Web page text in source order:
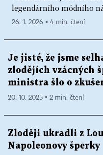
legendárního módního
26. 1. 2026 ▪ 4 min. čtení
Je jisté, že jsme
zlodějích vzácných
ministra šlo o
20. 10. 2025 ▪ 2 min. čtení
Zloději ukradli z
Napoleonovy šperky